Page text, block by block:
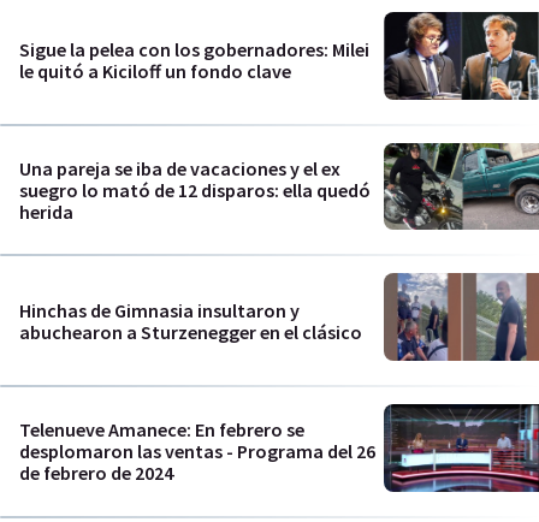
Sigue la pelea con los gobernadores: Milei
le quitó a Kiciloff un fondo clave
Una pareja se iba de vacaciones y el ex
suegro lo mató de 12 disparos: ella quedó
herida
Hinchas de Gimnasia insultaron y
abuchearon a Sturzenegger en el clásico
Telenueve Amanece: En febrero se
desplomaron las ventas - Programa del 26
de febrero de 2024